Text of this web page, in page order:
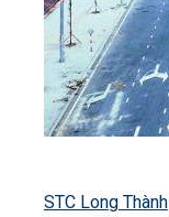
STC Long Thành